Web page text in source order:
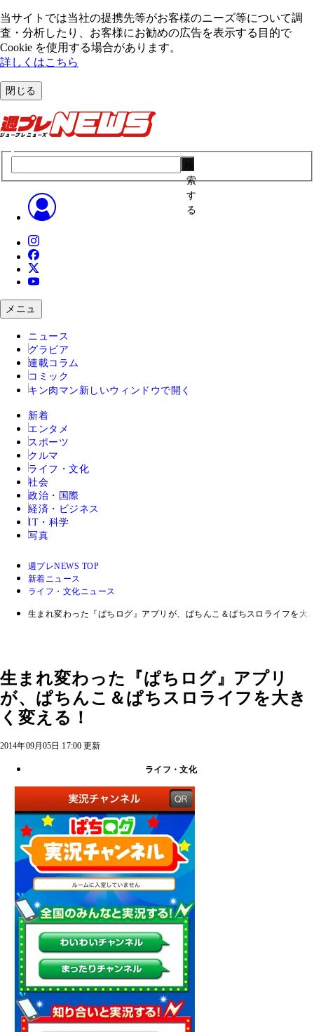
当サイトでは当社の提携先等がお客様のニーズ等について調
査・分析したり、お客様にお勧めの広告を表⽰する⽬的で
Cookie を使⽤する場合があります。
詳しくはこちら
閉じる
索
す
る
メニュ
ニュース
グラビア
連載コラム
コミック
キン肉マン 新しいウィンドウで開く
新着
エンタメ
スポーツ
クルマ
ライフ・文化
社会
政治・国際
経済・ビジネス
IT・科学
写真
週プレNEWS TOP
新着ニュース
ライフ・文化ニュース
生まれ変わった『ぱちログ』アプリが、ぱちんこ＆ぱちスロライフを大
生まれ変わった『ぱちログ』アプリ
が、ぱちんこ＆ぱちスロライフを大き
く変える！
2014年09月05日 17:00 更新
ライフ・文化